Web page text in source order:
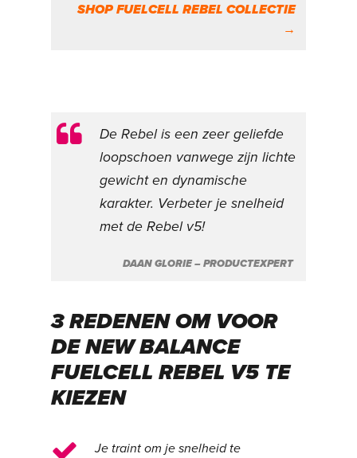
SHOP FUELCELL REBEL COLLECTIE
→
De Rebel is een zeer geliefde
loopschoen vanwege zijn lichte
gewicht en dynamische
karakter. Verbeter je snelheid
met de Rebel v5!
DAAN GLORIE – PRODUCTEXPERT
3 REDENEN OM VOOR
DE NEW BALANCE
FUELCELL REBEL V5 TE
KIEZEN
Je traint om je snelheid te